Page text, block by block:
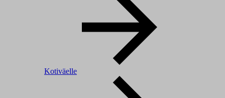
Kotiväelle